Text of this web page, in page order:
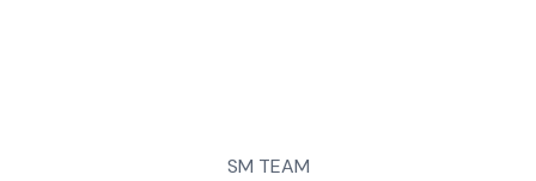
SM TEAM